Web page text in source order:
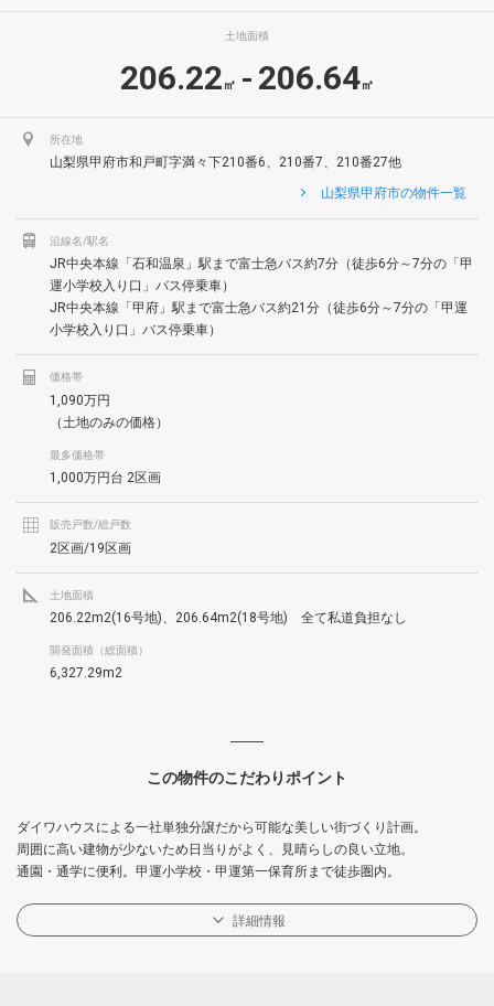
土地面積
206.22 ㎡ - 206.64㎡
所在地
山梨県甲府市和戸町字満々下210番6、210番7、210番27他
山梨県甲府市の物件一覧
沿線名/駅名
JR中央本線「石和温泉」駅まで富士急バス約7分（徒歩6分～7分の「甲
運小学校入り口」バス停乗車）
JR中央本線「甲府」駅まで富士急バス約21分（徒歩6分～7分の「甲運
小学校入り口」バス停乗車）
価格帯
1,090万円
（土地のみの価格）
最多価格帯
1,000万円台 2区画
販売戸数/総戸数
2区画/19区画
土地面積
206.22m2(16号地)、206.64m2(18号地) 全て私道負担なし
開発面積（総面積）
6,327.29m2
この物件のこだわりポイント
ダイワハウスによる一社単独分譲だから可能な美しい街づくり計画。
周囲に高い建物が少ないため日当りがよく、見晴らしの良い立地。
通園・通学に便利。甲運小学校・甲運第一保育所まで徒歩圏内。
詳細情報